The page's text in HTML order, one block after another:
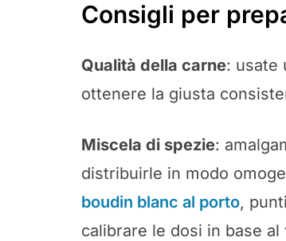
Consigli per
Qualità della carne: usate
ottenere la giusta
Miscela di spezie:
distribuirle in modo
boudin blanc al porto,
calibrare le dosi in base